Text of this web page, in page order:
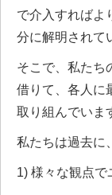
で介入すればよ
分に解明されて
そこで、私たち
借りて、各人に
取り組んでいま
私たちは過去に、
1) 様々な観点で